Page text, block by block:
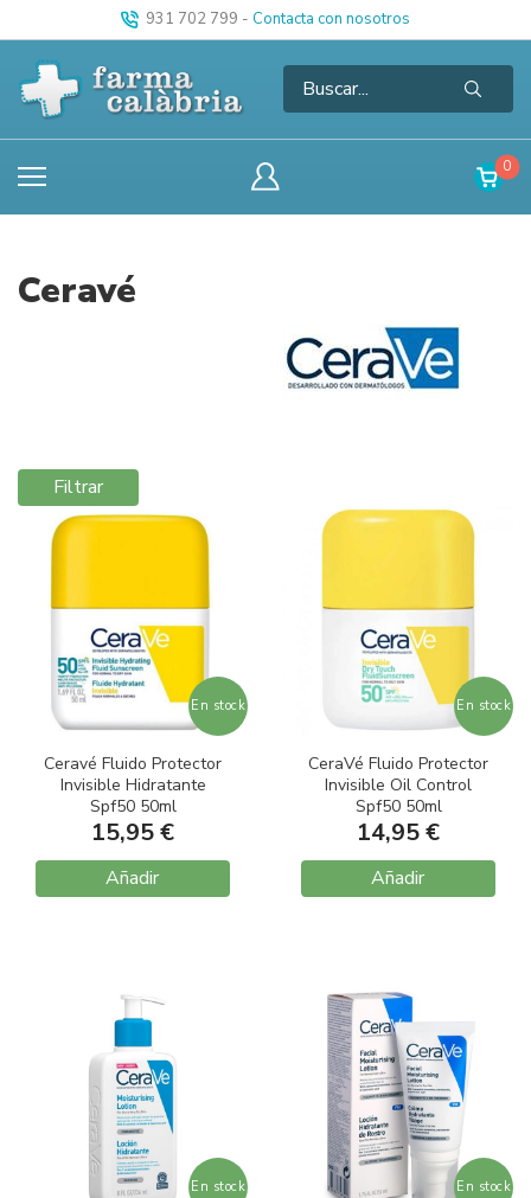
931 702 799 - Contacta con nosotros
0
Ceravé
Filtrar
En stock
Ceravé Fluido Protector
Invisible Hidratante
Spf50 50ml
15,95 €
Añadir
En stock
CeraVé Fluido Protector
Invisible Oil Control
Spf50 50ml
14,95 €
Añadir
En stock En stock